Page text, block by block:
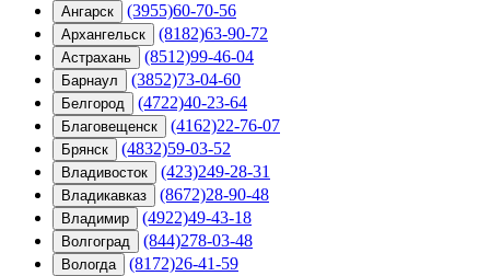
Ангарск (3955)60-70-56
Архангельск (8182)63-90-72
Астрахань (8512)99-46-04
Барнаул (3852)73-04-60
Белгород (4722)40-23-64
Благовещенск (4162)22-76-07
Брянск (4832)59-03-52
Владивосток (423)249-28-31
Владикавказ (8672)28-90-48
Владимир (4922)49-43-18
Волгоград (844)278-03-48
Вологда (8172)26-41-59